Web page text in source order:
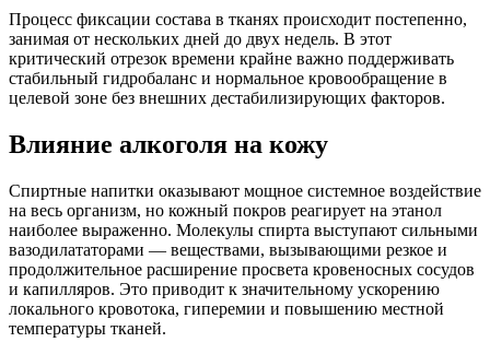
Процесс фиксации состава в тканях происходит постепенно,
занимая от нескольких дней до двух недель. В этот
критический отрезок времени крайне важно поддерживать
стабильный гидробаланс и нормальное кровообращение в
целевой зоне без внешних дестабилизирующих факторов.
Влияние алкоголя на кожу
Спиртные напитки оказывают мощное системное воздействие
на весь организм, но кожный покров реагирует на этанол
наиболее выраженно. Молекулы спирта выступают сильными
вазодилататорами — веществами, вызывающими резкое и
продолжительное расширение просвета кровеносных сосудов
и капилляров. Это приводит к значительному ускорению
локального кровотока, гиперемии и повышению местной
температуры тканей.